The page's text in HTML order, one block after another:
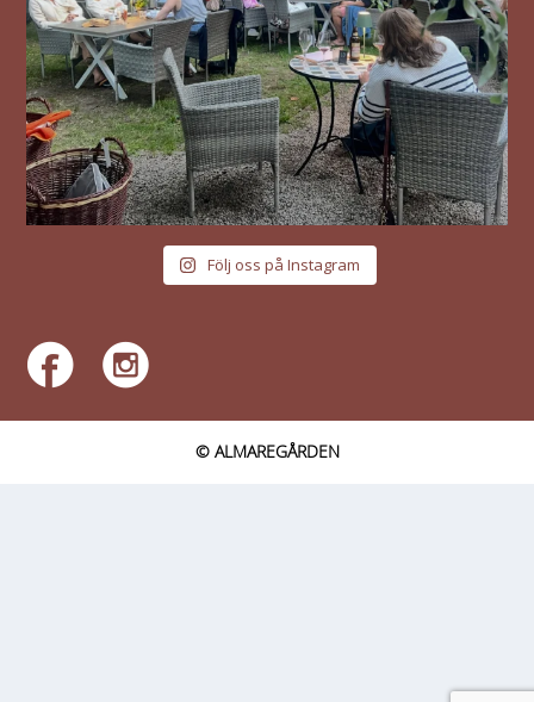
Följ oss på Instagram
© ALMAREGÅRDEN